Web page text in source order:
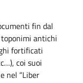
fin dal
antichi
fortificati
coi suoi
nel “Liber